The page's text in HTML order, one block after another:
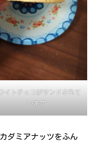
イトチョコがサンドされて
います
ダミアナッツをふん